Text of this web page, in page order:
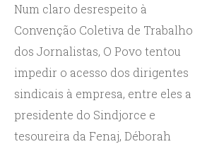
Num claro desrespeito à
Convenção Coletiva de Trabalho
dos Jornalistas, O Povo tentou
impedir o acesso dos dirigentes
sindicais à empresa, entre eles a
presidente do Sindjorce e
tesoureira da Fenaj, Déborah